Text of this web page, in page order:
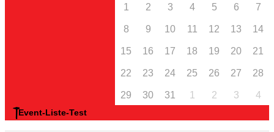
1 2 3 4 5 6 7
8 9 10 11 12 13 14
15 16 17 18 19 20 21
22 23 24 25 26 27 28
29 30 31 1 2 3 4
Event-Liste-Test